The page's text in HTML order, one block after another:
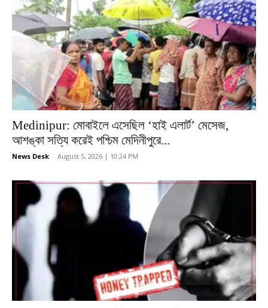
Medinipur: মোবাইলে এসেছিল ‘হাই এলার্ট’ মেসেজ,
আশঙ্কা সত্যি করেই পশ্চিম মেদিনীপুরে...
News Desk - August 5, 2026 | 10:24 PM